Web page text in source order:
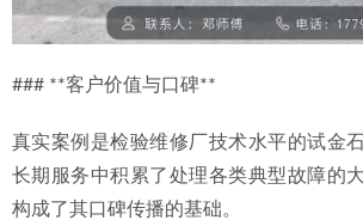
### **客户价值与口碑**
真实案例是检验维修厂技术水平的试金
长期服务中积累了处理各类典型故障的
构成了其口碑传播的基础。